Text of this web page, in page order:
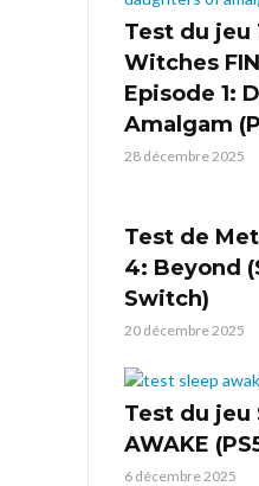
Test du jeu
Witches
Episode 1:
Amalgam
28 décembre 2025
Test de
4: Beyond
Switch)
20 décembre 2025
Test du jeu
AWAKE
6 décembre 2025